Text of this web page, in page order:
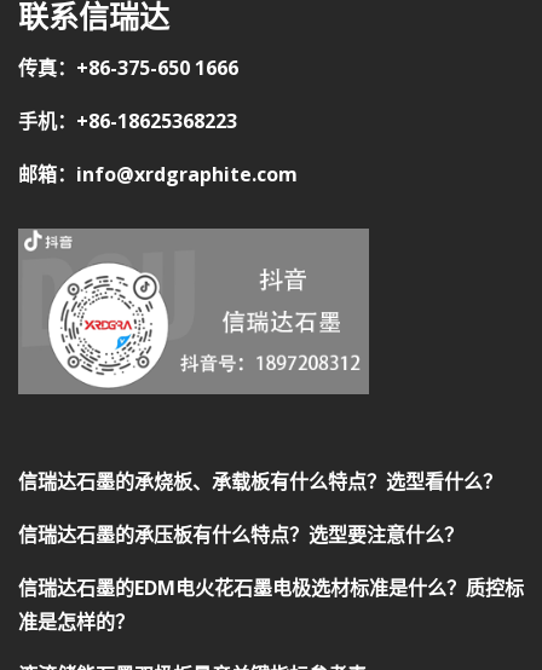
联系信瑞达
传真：+86-375-650 1666
手机：+86-18625368223
邮箱：info@xrdgraphite.com
信瑞达石墨的承烧板、承载板有什么特点？选型看什么？
信瑞达石墨的承压板有什么特点？选型要注意什么？
信瑞达石墨的EDM电火花石墨电极选材标准是什么？质控标
准是怎样的？